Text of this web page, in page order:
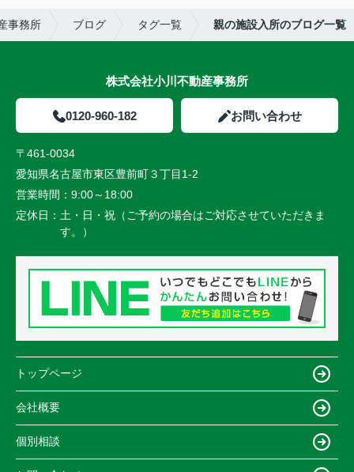
事務所 ブログ タグ一覧 親の施設入所のブログ一覧
株式会社小川不動産事務所
0120-960-182 お問い合わせ
〒461-0034
愛知県名古屋市東区豊前町３丁目1-2
営業時間： 9:00～18:00
定休日： 土・日・祝（ご予約の場合はご対応させていただきま
す。）
トップページ
会社概要
個別相談